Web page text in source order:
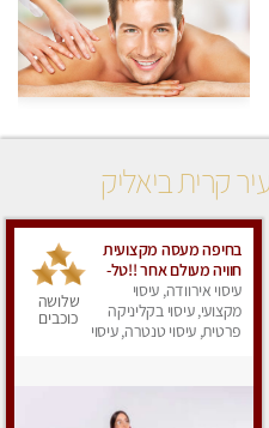
קרית ביאליק
בחיפה מעסה מקצועית
חוויה מעולם אחר !!טל-
0544840029
עיסוי אירוודה, עיסוי
מקצועי, עיסוי בקליניקה
פרטית, עיסוי טנטרה, עיסוי
שלושה
כוכבים